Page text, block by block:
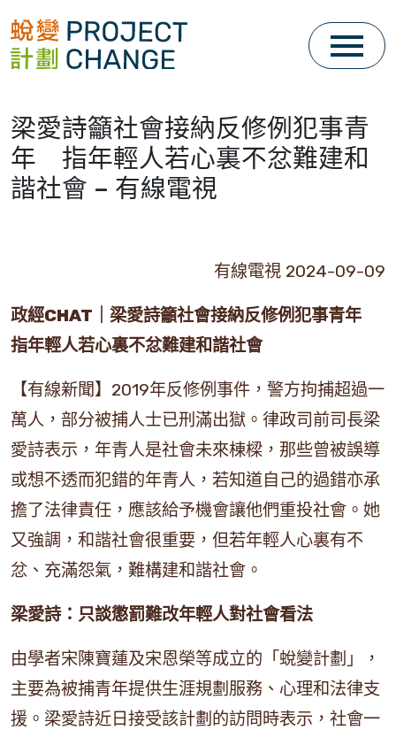
Skip
to
梁愛詩籲社會接納反修例犯事青
年 指年輕人若心裏不忿難建和
諧社會 – 有線電視
有線電視 2024-09-09
政經CHAT ｜梁愛詩籲社會接納反修例犯事青年
指年輕人若心裏不忿難建和諧社會
【有線新聞】2019年反修例事件，警方拘捕超過一
萬人，部分被捕人士已刑滿出獄。律政司前司長梁
愛詩表示，年青人是社會未來棟樑，那些曾被誤導
或想不透而犯錯的年青人，若知道自己的過錯亦承
擔了法律責任，應該給予機會讓他們重投社會。她
又強調，和諧社會很重要，但若年輕人心裏有不
忿、充滿怨氣，難構建和諧社會。
梁愛詩：只談懲罰難改年輕人對社會看法
由學者宋陳寶蓮及宋恩榮等成立的「蛻變計劃」，
主要為被捕青年提供生涯規劃服務、心理和法律支
援。梁愛詩近日接受該計劃的訪問時表示，社會一